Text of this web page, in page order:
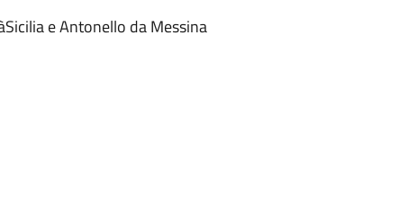
e Antonello da Messina